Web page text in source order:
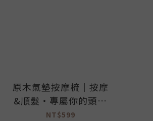
原木氣墊按摩梳｜按摩
&順髮‧專屬你的頭皮
按摩師
NT$599